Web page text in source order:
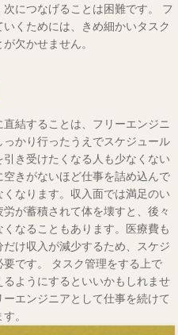
につなげることは困難です。 フ
くためには、きめ細かいタスク
欠かせません。
結することは、フリーエンジニ
かり行ったうえでスケジュール
き受けたくなる人も少なくない
きがないほど仕事を詰め込んで
なります。収入面では満足のい
が蓄積されて体を壊すと、後々
なることもあります。医療費も
け収入が減少するため、スケジ
です。 タスク管理をする上で
ようにするといいかもしれませ
エンジニアとして仕事を続けて
。